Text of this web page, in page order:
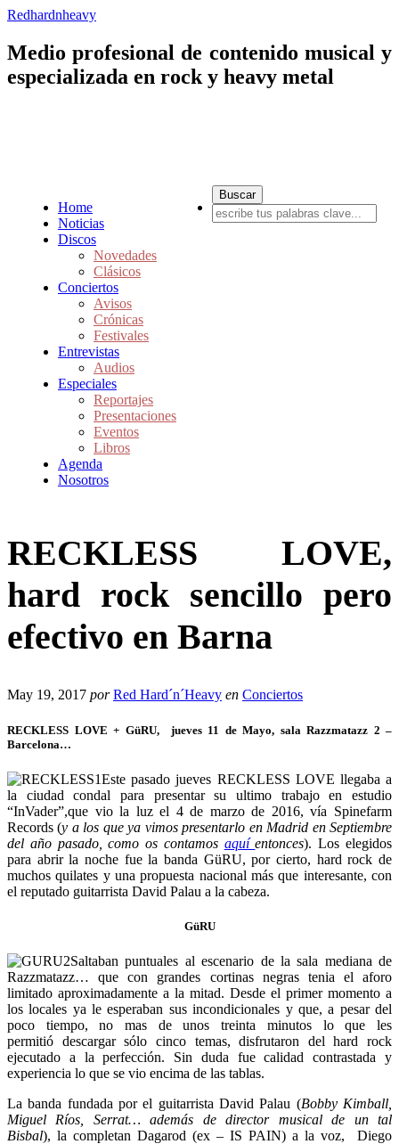
Redhardnheavy
Medio profesional de contenido musical y
especializada en rock y heavy metal
Home
Noticias
Discos
Novedades
Clásicos
Conciertos
Avisos
Crónicas
Festivales
Entrevistas
Audios
Especiales
Reportajes
Presentaciones
Eventos
Libros
Agenda
Nosotros
RECKLESS LOVE,
hard rock sencillo pero
efectivo en Barna
May 19, 2017 por Red Hard´n´Heavy en Conciertos
RECKLESS LOVE + GüRU, jueves 11 de Mayo, sala Razzmatazz 2 –
Barcelona…
Este pasado jueves RECKLESS LOVE llegaba a
la ciudad condal para presentar su ultimo trabajo en estudio
“InVader”,que vio la luz el 4 de marzo de 2016, vía Spinefarm
Records (y a los que ya vimos presentarlo en Madrid en Septiembre
del año pasado, como os contamos aquíentonces). Los elegidos
para abrir la noche fue la banda GüRU, por cierto, hard rock de
muchos quilates y una propuesta nacional más que interesante, con
el reputado guitarrista David Palau a la cabeza.
GüRU
Saltaban puntuales al escenario de la sala mediana de
Razzmatazz… que con grandes cortinas negras tenia el aforo
limitado aproximadamente a la mitad. Desde el primer momento a
los locales ya le esperaban sus incondicionales y que, a pesar del
poco tiempo, no mas de unos treinta minutos lo que les
permitió descargar sólo cinco temas, disfrutaron del hard rock
ejecutado a la perfección. Sin duda fue calidad contrastada y
experiencia lo que se vio encima de las tablas.
La banda fundada por el guitarrista David Palau (Bobby Kimball,
Miguel Ríos, Serrat… además de director musical de un tal
Bisbal), la completan Dagarod (ex – IS PAIN) a la voz, Diego